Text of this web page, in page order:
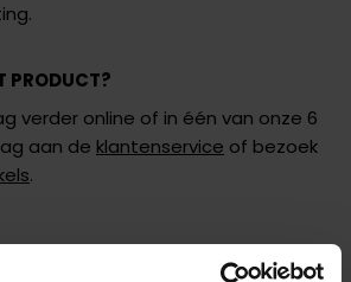
PRODUCT?
verder online of in één van onze 6
aan de klantenservice of bezoek
.
VOOR JOU